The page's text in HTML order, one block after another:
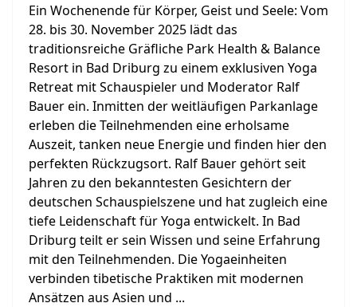
Ein Wochenende für Körper, Geist und Seele: Vom
28. bis 30. November 2025 lädt das
traditionsreiche Gräfliche Park Health & Balance
Resort in Bad Driburg zu einem exklusiven Yoga
Retreat mit Schauspieler und Moderator Ralf
Bauer ein. Inmitten der weitläufigen Parkanlage
erleben die Teilnehmenden eine erholsame
Auszeit, tanken neue Energie und finden hier den
perfekten Rückzugsort. Ralf Bauer gehört seit
Jahren zu den bekanntesten Gesichtern der
deutschen Schauspielszene und hat zugleich eine
tiefe Leidenschaft für Yoga entwickelt. In Bad
Driburg teilt er sein Wissen und seine Erfahrung
mit den Teilnehmenden. Die Yogaeinheiten
verbinden tibetische Praktiken mit modernen
Ansätzen aus Asien und ...